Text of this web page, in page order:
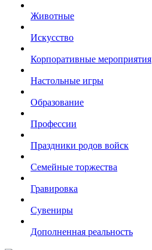
Животные
Искусство
Корпоративные мероприятия
Настольные игры
Образование
Профессии
Праздники родов войск
Семейные торжества
Гравировка
Сувениры
Дополненная реальность